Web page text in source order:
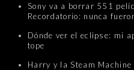
Sony va a borrar 551
Recordatorio: nunca
Dónde ver el eclipse: mi
tope
Harry y la Steam